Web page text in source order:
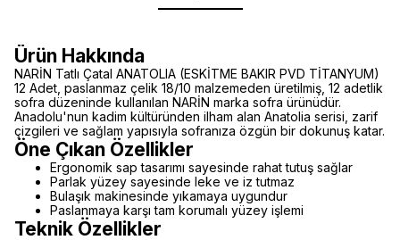
Ürün Hakkında
NARİN Tatlı Çatal ANATOLIA (ESKİTME BAKIR PVD TİTANYUM)
12 Adet, paslanmaz çelik 18/10 malzemeden üretilmiş, 12 adetlik
sofra düzeninde kullanılan NARİN marka sofra ürünüdür.
Anadolu'nun kadim kültüründen ilham alan Anatolia serisi, zarif
çizgileri ve sağlam yapısıyla sofranıza özgün bir dokunuş katar.
Öne Çıkan Özellikler
Ergonomik sap tasarımı sayesinde rahat tutuş sağlar
Parlak yüzey sayesinde leke ve iz tutmaz
Bulaşık makinesinde yıkamaya uygundur
Paslanmaya karşı tam korumalı yüzey işlemi
Teknik Özellikler